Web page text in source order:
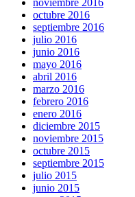
noviembre 2016
octubre 2016
septiembre 2016
julio 2016
junio 2016
mayo 2016
abril 2016
marzo 2016
febrero 2016
enero 2016
diciembre 2015
noviembre 2015
octubre 2015
septiembre 2015
julio 2015
junio 2015